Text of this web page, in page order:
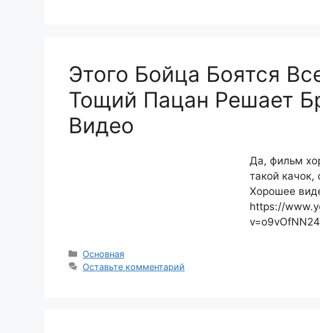
Этого Бойца Боятся
Тощий Пацан Решает
Видео
Да, фильм
такой качок,
Хорошее
https://
Рубрики
Основная
Оставьте комментарий